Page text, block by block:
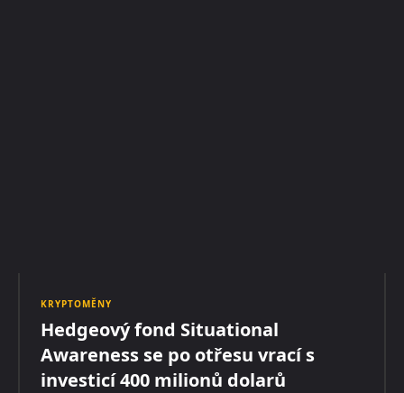
KRYPTOMĚNY
Hedgeový fond Situational
Awareness se po otřesu vrací s
investicí 400 milionů dolarů